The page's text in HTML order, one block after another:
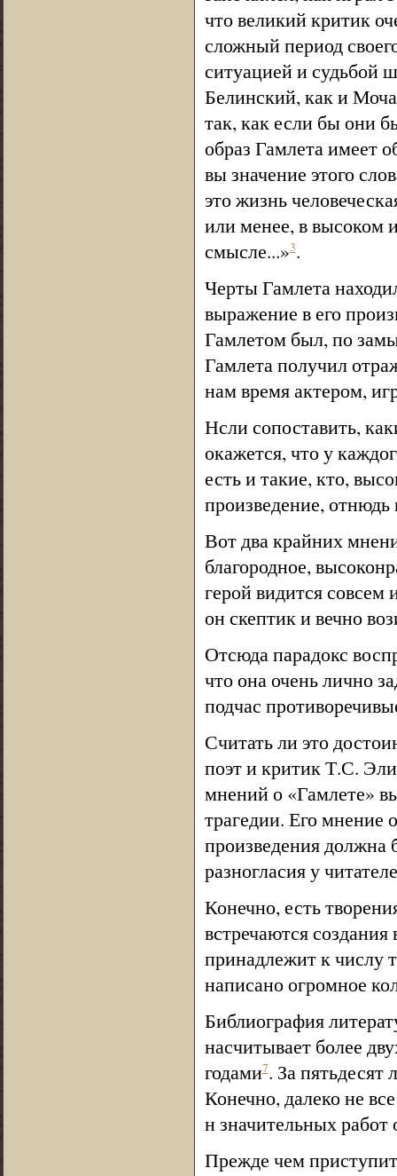
что великий критик
сложный период
ситуацией и судьбой
Белинский, как и
так, как если бы они
образ Гамлета имеет
вы значение этого
это жизнь
или менее, в высоком
смысле...»3.
Черты Гамлета
выражение в его
Гамлетом был, по
Гамлета получил
нам время актером,
Нсли сопоставить,
окажется, что у
есть и такие, кто,
произведение, отнюдь
Вот два крайних
благородное,
герой видится совсем
он скептик и вечно
Отсюда парадокс
что она очень лично
подчас
Считать ли это
поэт и критик Т.С.
мнений о «Гамлете»
трагедии. Его мнение
произведения должна
разногласия у
Конечно, есть
встречаются
принадлежит к числу
написано огромное
Библиография
насчитывает более
годами7. За пятьдесят
Конечно, далеко не
н значительных
Прежде чем